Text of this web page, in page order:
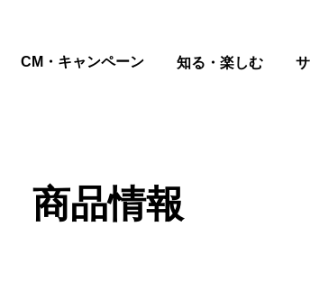
CM・キャンペーン 知る・楽しむ
商品情報